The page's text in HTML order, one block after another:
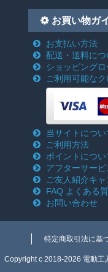
お買い物ガ
お支払い方法
配送・送料につ
ショッピングロ
ご利用可能な
当サイトについ
ご利用方法
ポイントについ
アフターサービ
ご友人紹介キ
FAQ よくある
お問い合わせ
特定商取引法に基
Copyright c 2018-2026 電動工